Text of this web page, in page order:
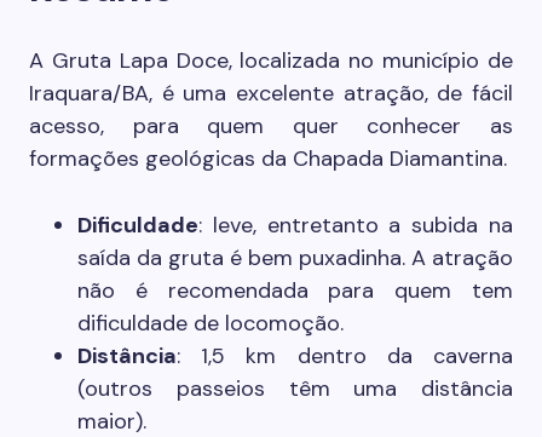
A Gruta Lapa Doce, localizada no município de
Iraquara/BA, é uma excelente atração, de fácil
acesso, para quem quer conhecer as
formações geológicas da Chapada Diamantina.
Dificuldade: leve, entretanto a subida na
saída da gruta é bem puxadinha. A atração
não é recomendada para quem tem
dificuldade de locomoção.
Distância: 1,5 km dentro da caverna
(outros passeios têm uma distância
maior).